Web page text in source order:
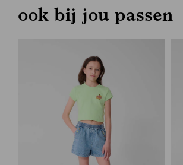
ook bij jou passen